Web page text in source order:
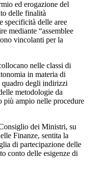
ed erogazione del
delle finalità
specificità delle aree
mediante “assemblee
vincolanti per la
nelle classi di
in materia di
quadro degli indirizzi
metodologie da
più ampio nelle procedure
dei Ministri, su
Finanze, sentita la
di partecipazione delle
conto delle esigenze di